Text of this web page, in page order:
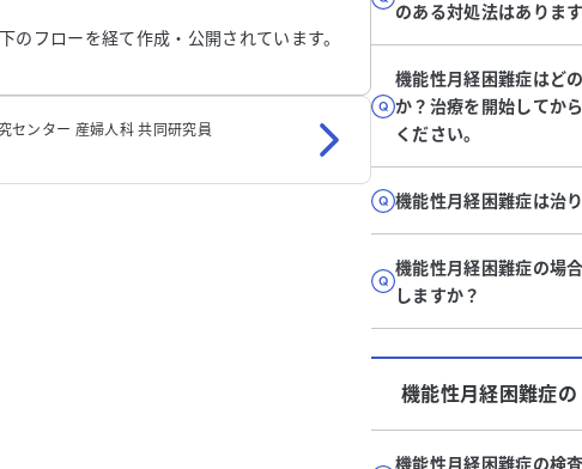
フローを経て作成・公開されています。
センター 産婦人科 共同研究員
のある対処法はありま
機能性月経困難症はど
か？治療を開始してか
ください。
機能性月経困難症は治
機能性月経困難症の場
しますか？
機能性月経困難症の
機能性月経困難症の検